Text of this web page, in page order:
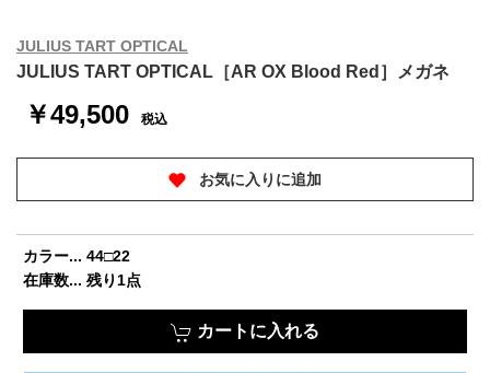
JULIUS TART OPTICAL
JULIUS TART OPTICAL［AR OX Blood Red］メガネ
￥49,500 税込
お気に入りに追加
カラー... 44□22
在庫数... 残り1点
カートに入れる